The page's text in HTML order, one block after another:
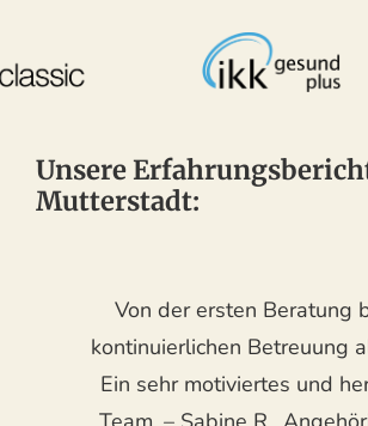
Unsere
Mutterstadt:
Von der ersten Beratung
kontinuierlichen Betreuung
Ein sehr motiviertes und